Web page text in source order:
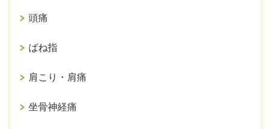
頭痛
ばね指
肩こり・肩痛
坐骨神経痛